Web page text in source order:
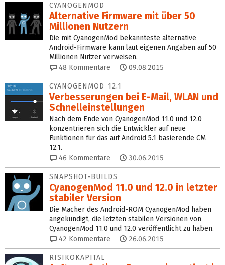
CYANOGENMOD
Alternative Firmware mit über 50
Millionen Nutzern
Die mit CyanogenMod bekannteste alternative
Android-Firmware kann laut eigenen Angaben auf 50
Millionen Nutzer verweisen.
48 Kommentare 09.08.2015
CYANOGENMOD 12.1
Verbesserungen bei E-Mail, WLAN und
Schnelleinstellungen
Nach dem Ende von CyanogenMod 11.0 und 12.0
konzentrieren sich die Entwickler auf neue
Funktionen für das auf Android 5.1 basierende CM
12.1.
46 Kommentare 30.06.2015
SNAPSHOT-BUILDS
CyanogenMod 11.0 und 12.0 in letzter
stabiler Version
Die Macher des Android-ROM CyanogenMod haben
angekündigt, die letzten stabilen Versionen von
CyanogenMod 11.0 und 12.0 veröffentlicht zu haben.
42 Kommentare 26.06.2015
RISIKOKAPITAL